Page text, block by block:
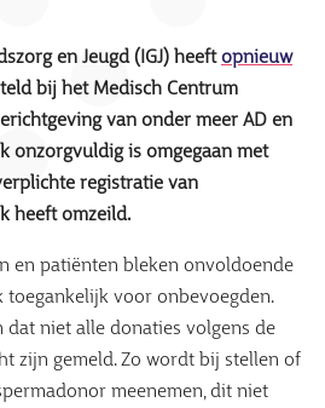
en Jeugd (IGJ) heeftopnieuw
bij het Medisch Centrum
van onder meer AD en
onzorgvuldig is omgegaan met
registratie van
heeft omzeild.
en patiënten bleken onvoldoende
toegankelijk voor onbevoegden.
dat niet alle donaties volgens de
zijn gemeld. Zo wordt bij stellen of
meenemen, dit niet